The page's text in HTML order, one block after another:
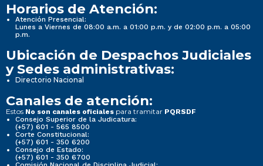
Horarios de Atención:
Atención Presencial:
Lunes a Viernes de 08:00 a.m. a 01:00 p.m. y de 02:00 p.m. a 05:00
p.m.
Ubicación de Despachos Judiciales
y Sedes administrativas:
Directorio Nacional
Canales de atención:
Estos No son canales oficiales para tramitar PQRSDF
Consejo Superior de la Judicatura:
(+57) 601 - 565 8500
Corte Constitucional:
(+57) 601 - 350 6200
Consejo de Estado:
(+57) 601 - 350 6700